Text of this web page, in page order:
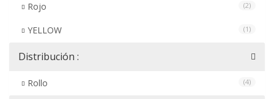
Rojo (2)
YELLOW (1)
Distribución :
Rollo (4)